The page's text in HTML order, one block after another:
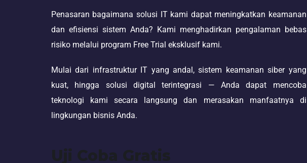
Penasaran bagaimana solusi IT kami dapat meningkatkan keamanan
dan efisiensi sistem Anda? Kami menghadirkan pengalaman bebas
risiko melalui program Free Trial eksklusif kami.
Mulai dari infrastruktur IT yang andal, sistem keamanan siber yang
kuat, hingga solusi digital terintegrasi — Anda dapat mencoba
teknologi kami secara langsung dan merasakan manfaatnya di
lingkungan bisnis Anda.
Uji Coba Gratis